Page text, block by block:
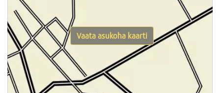
Vaata asukoha kaarti